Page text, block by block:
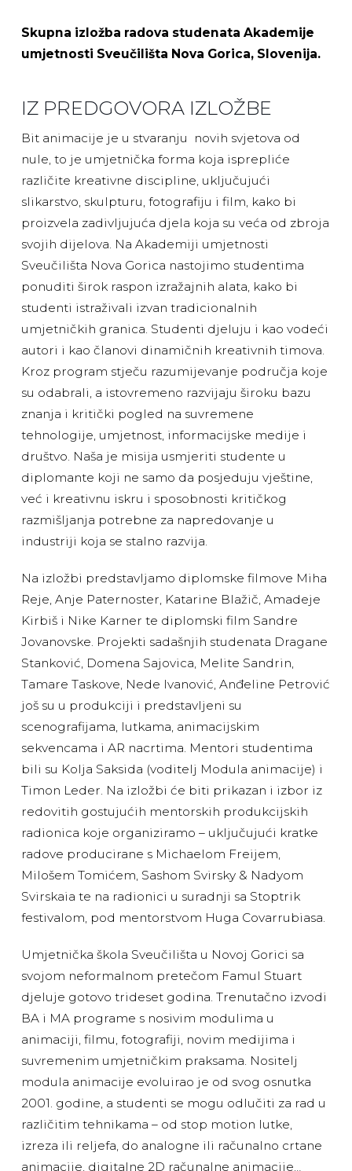
Skupna izložba radova studenata Akademije
umjetnosti Sveučilišta Nova Gorica, Slovenija.
IZ PREDGOVORA IZLOŽBE
Bit animacije je u stvaranju novih svjetova od
nule, to je umjetnička forma koja isprepliće
različite kreativne discipline, uključujući
slikarstvo, skulpturu, fotografiju i film, kako bi
proizvela zadivljujuća djela koja su veća od zbroja
svojih dijelova. Na Akademiji umjetnosti
Sveučilišta Nova Gorica nastojimo studentima
ponuditi širok raspon izražajnih alata, kako bi
studenti istraživali izvan tradicionalnih
umjetničkih granica. Studenti djeluju i kao vodeći
autori i kao članovi dinamičnih kreativnih timova.
Kroz program stječu razumijevanje područja koje
su odabrali, a istovremeno razvijaju široku bazu
znanja i kritički pogled na suvremene
tehnologije, umjetnost, informacijske medije i
društvo. Naša je misija usmjeriti studente u
diplomante koji ne samo da posjeduju vještine,
već i kreativnu iskru i sposobnosti kritičkog
razmišljanja potrebne za napredovanje u
industriji koja se stalno razvija.
Na izložbi predstavljamo diplomske filmove Miha
Reje, Anje Paternoster, Katarine Blažič, Amadeje
Kirbiš i Nike Karner te diplomski film Sandre
Jovanovske. Projekti sadašnjih studenata Dragane
Stanković, Domena Sajovica, Melite Sandrin,
Tamare Taskove, Nede Ivanović, Anđeline Petrović
još su u produkciji i predstavljeni su
scenografijama, lutkama, animacijskim
sekvencama i AR nacrtima. Mentori studentima
bili su Kolja Saksida (voditelj Modula animacije) i
Timon Leder. Na izložbi će biti prikazan i izbor iz
redovitih gostujućih mentorskih produkcijskih
radionica koje organiziramo – uključujući kratke
radove producirane s Michaelom Freijem,
Milošem Tomićem, Sashom Svirsky & Nadyom
Svirskaia te na radionici u suradnji sa Stoptrik
festivalom, pod mentorstvom Huga Covarrubiasa.
Umjetnička škola Sveučilišta u Novoj Gorici sa
svojom neformalnom pretečom Famul Stuart
djeluje gotovo trideset godina. Trenutačno izvodi
BA i MA programe s nosivim modulima u
animaciji, filmu, fotografiji, novim medijima i
suvremenim umjetničkim praksama. Nositelj
modula animacije evoluirao je od svog osnutka
2001. godine, a studenti se mogu odlučiti za rad u
različitim tehnikama – od stop motion lutke,
izreza ili reljefa, do analogne ili računalno crtane
animacije, digitalne 2D računalne animacije…